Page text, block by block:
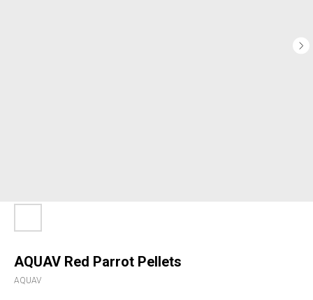
AQUAV Red Parrot Pellets
AQUAV